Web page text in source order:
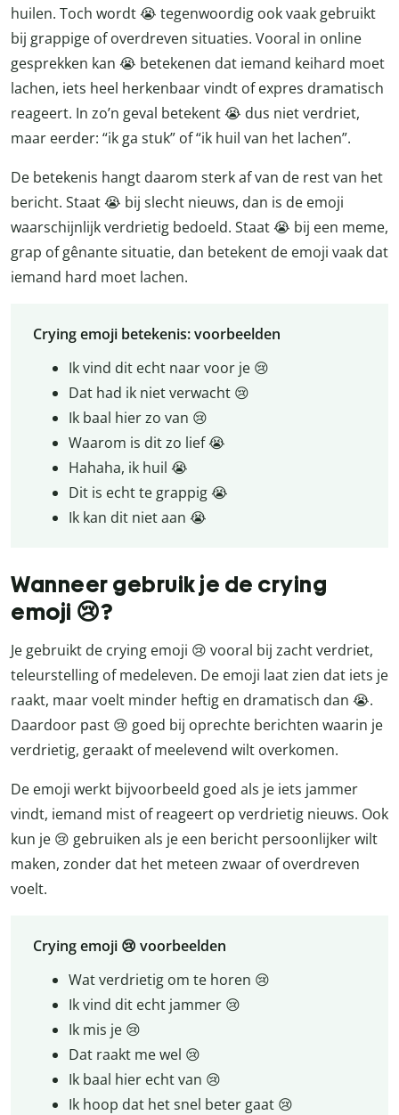
huilen. Toch wordt 😭 tegenwoordig ook vaak gebruikt
bij grappige of overdreven situaties. Vooral in online
gesprekken kan 😭 betekenen dat iemand keihard moet
lachen, iets heel herkenbaar vindt of expres dramatisch
reageert. In zo’n geval betekent 😭 dus niet verdriet,
maar eerder: “ik ga stuk” of “ik huil van het lachen”.
De betekenis hangt daarom sterk af van de rest van het
bericht. Staat 😭 bij slecht nieuws, dan is de emoji
waarschijnlijk verdrietig bedoeld. Staat 😭 bij een meme,
grap of gênante situatie, dan betekent de emoji vaak dat
iemand hard moet lachen.
Crying emoji betekenis: voorbeelden
Ik vind dit echt naar voor je 😢
Dat had ik niet verwacht 😢
Ik baal hier zo van 😢
Waarom is dit zo lief 😭
Hahaha, ik huil 😭
Dit is echt te grappig 😭
Ik kan dit niet aan 😭
Wanneer gebruik je de crying
emoji 😢?
Je gebruikt de crying emoji 😢 vooral bij zacht verdriet,
teleurstelling of medeleven. De emoji laat zien dat iets je
raakt, maar voelt minder heftig en dramatisch dan 😭.
Daardoor past 😢 goed bij oprechte berichten waarin je
verdrietig, geraakt of meelevend wilt overkomen.
De emoji werkt bijvoorbeeld goed als je iets jammer
vindt, iemand mist of reageert op verdrietig nieuws. Ook
kun je 😢 gebruiken als je een bericht persoonlijker wilt
maken, zonder dat het meteen zwaar of overdreven
voelt.
Crying emoji 😢 voorbeelden
Wat verdrietig om te horen 😢
Ik vind dit echt jammer 😢
Ik mis je 😢
Dat raakt me wel 😢
Ik baal hier echt van 😢
Ik hoop dat het snel beter gaat 😢